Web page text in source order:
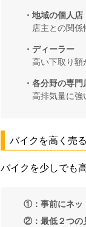
・地域の個人店
店主との関
・ディーラー
高い下取り額
・各分野の専門
高排気量に強
バイクを高く売
バイクを少しでも
①：事前にネッ
②：最低２つの